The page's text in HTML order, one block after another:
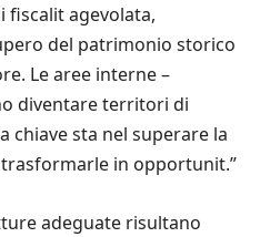
fiscalit agevolata,
del patrimonio storico
Le aree interne –
diventare territori di
chiave sta nel superare la
in opportunit.”
adeguate risultano